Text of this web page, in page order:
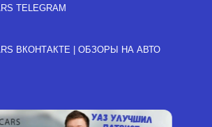
TELEGRAM
ВКОНТАКТЕ | ОБЗОРЫ НА АВТО